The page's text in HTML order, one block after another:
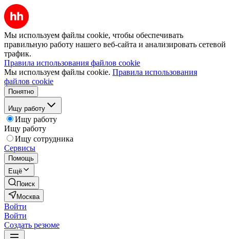
Мы используем файлы cookie, чтобы обеспечивать
правильную работу нашего веб-сайта и анализировать сетевой
трафик.
Правила использования файлов cookie
Мы используем файлы cookie. Правила использования
файлов cookie
Понятно
Ищу работу
Ищу работу
Ищу работу
Ищу сотрудника
Сервисы
Помощь
Ещё
Поиск
Москва
Войти
Войти
Создать резюме